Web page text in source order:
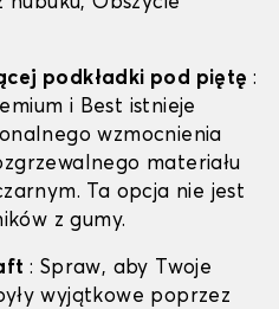
podkładki pod piętę :
i Best istnieje
wzmocnienia
materiału
Ta opcja nie jest
z gumy.
: Spraw, aby Twoje
wyjątkowe poprzez